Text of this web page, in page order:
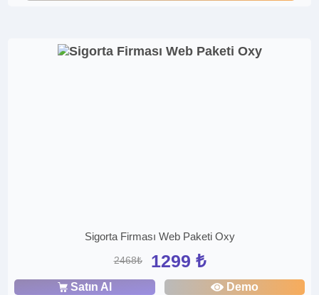
Sigorta Firması Web Paketi Oxy
2468₺ 1299 ₺
Satın Al Demo